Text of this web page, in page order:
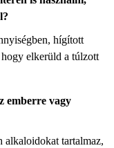
hígított
elkerüld a túlzott
emberre vagy
tartalmaz,